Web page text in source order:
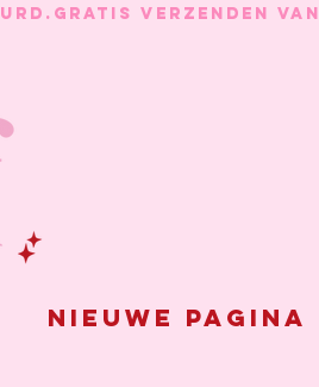
Nieuwe pagina